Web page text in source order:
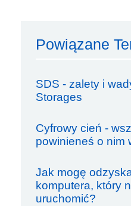
Powiązane
SDS - zalety i
Storages
Cyfrowy cień -
powinieneś o nim
Jak mogę
komputera, który
uruchomić?